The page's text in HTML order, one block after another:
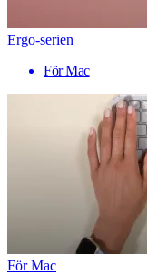
Ergo-serien
För Mac
För Mac